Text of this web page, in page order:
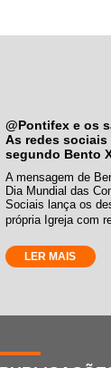
@Pontifex e os
As redes
segundo Bento
A mensagem de
Dia Mundial das
Sociais lança os
própria Igreja com
LER MAIS